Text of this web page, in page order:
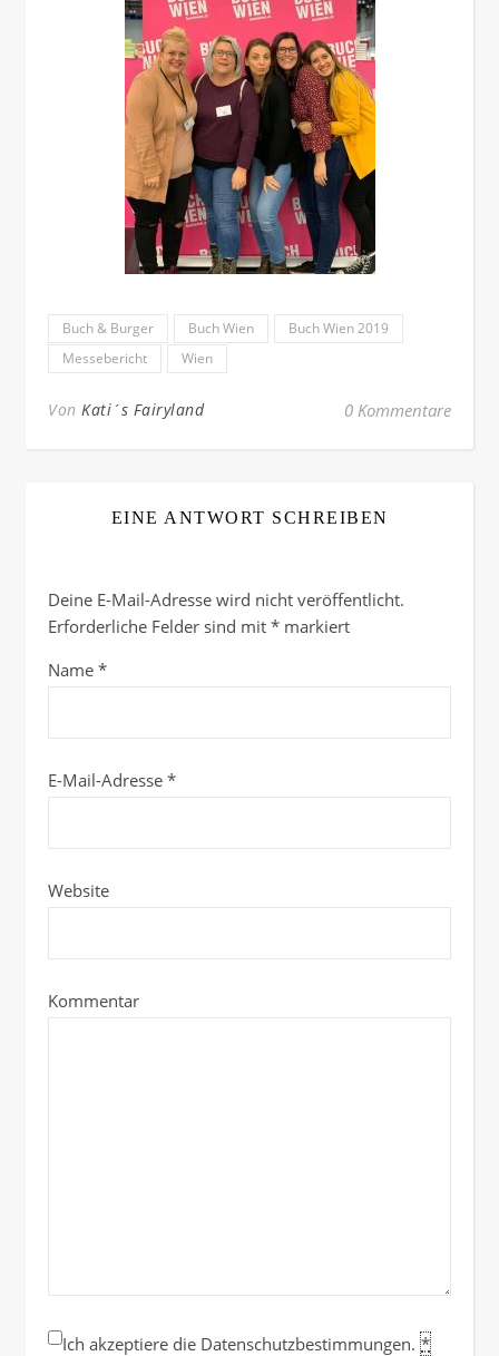
Buch & Burger Buch Wien
Buch Wien 2019
Messebericht
Wien
Von Kati´s Fairyland 0 Kommentare
EINE ANTWORT SCHREIBEN
Deine E-Mail-Adresse wird nicht veröffentlicht.
Erforderliche Felder sind mit * markiert
Name *
E-Mail-Adresse *
Website
Kommentar
Ich akzeptiere die Datenschutzbestimmungen. *